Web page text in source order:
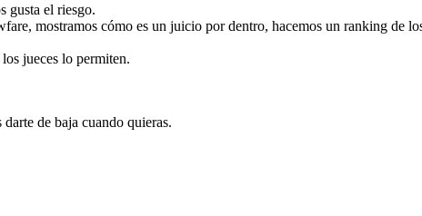
gusta el riesgo.
mostramos cómo es un juicio por dentro, hacemos un ranking de
jueces lo permiten.
de baja cuando quieras.